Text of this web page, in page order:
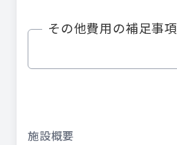
その他費用の補足事項
施設概要